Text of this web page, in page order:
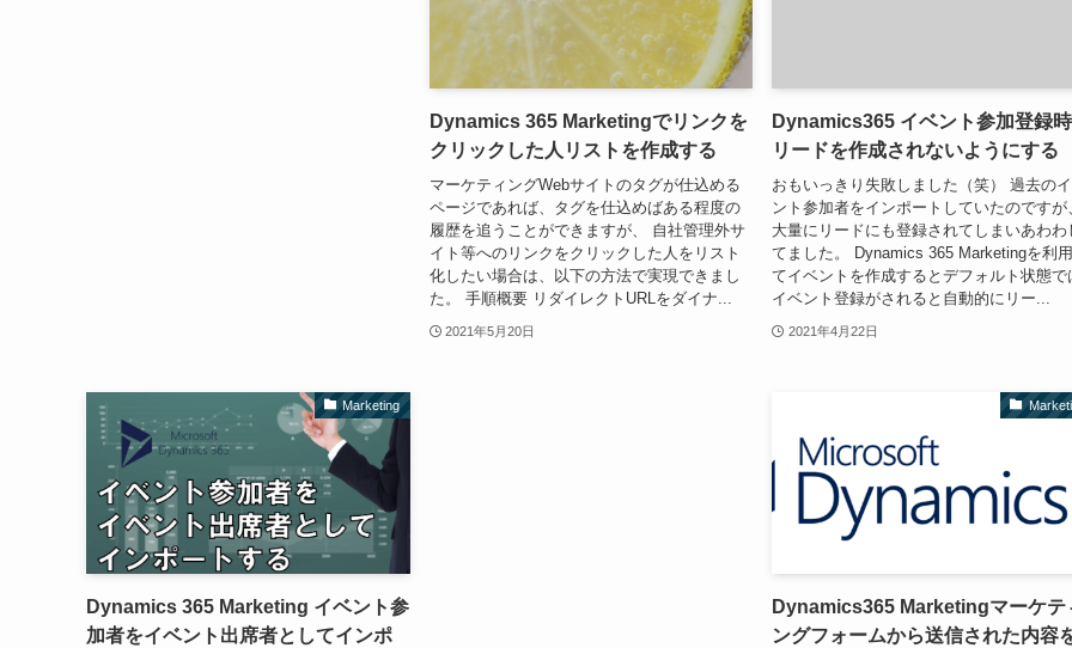
Dynamics 365 Marketingでリンクを
クリックした人リストを作成する
マーケティングWebサイトのタグが仕込める
ページであれば、タグを仕込めばある程度の
履歴を追うことができますが、 自社管理外サ
イト等へのリンクをクリックした人をリスト
化したい場合は、以下の方法で実現できまし
た。 手順概要 リダイレクトURLをダイナ...
2021年5月20日
Dynamics365 イベント参加登録
リードを作成されないようにする
おもいっきり失敗しました（笑） 過去の
ント参加者をインポートしていたのですが
大量にリードにも登録されてしまいあわわ
てました。 Dynamics 365 Marketingを利
てイベントを作成するとデフォルト状態で
イベント登録がされると自動的にリー...
2021年4月22日
Marketing
Dynamics 365 Marketing イベント参
加者をイベント出席者としてインポ
Dynamics365 Marketingマーケテ
ングフォームから送信された内容